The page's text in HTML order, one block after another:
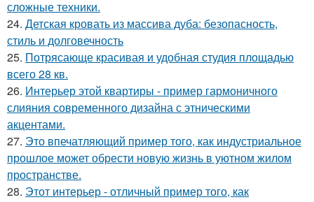
сложные техники.
24. Детская кровать из массива дуба: безопасность,
стиль и долговечность
25. Потрясающе красивая и удобная студия площадью
всего 28 кв.
26. Интерьер этой квартиры - пример гармоничного
слияния современного дизайна с этническими
акцентами.
27. Это впечатляющий пример того, как индустриальное
прошлое может обрести новую жизнь в уютном жилом
пространстве.
28. Этот интерьер - отличный пример того, как